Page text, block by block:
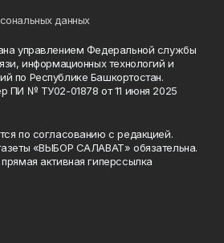
данных
управлением Федеральной службы
информационных технологий и
по Республике Башкортостан.
ПИ № ТУ02-01878 от 11 июня 2025
по согласованию с редакцией.
«ВЫБОР САЛАВАТ» обязательна.
активная гиперссылка